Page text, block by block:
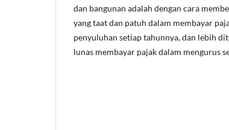
dan bangunan adalah dengan cara
yang taat dan patuh dalam membayar
penyuluhan setiap tahunnya, dan lebih
lunas membayar pajak dalam mengurus